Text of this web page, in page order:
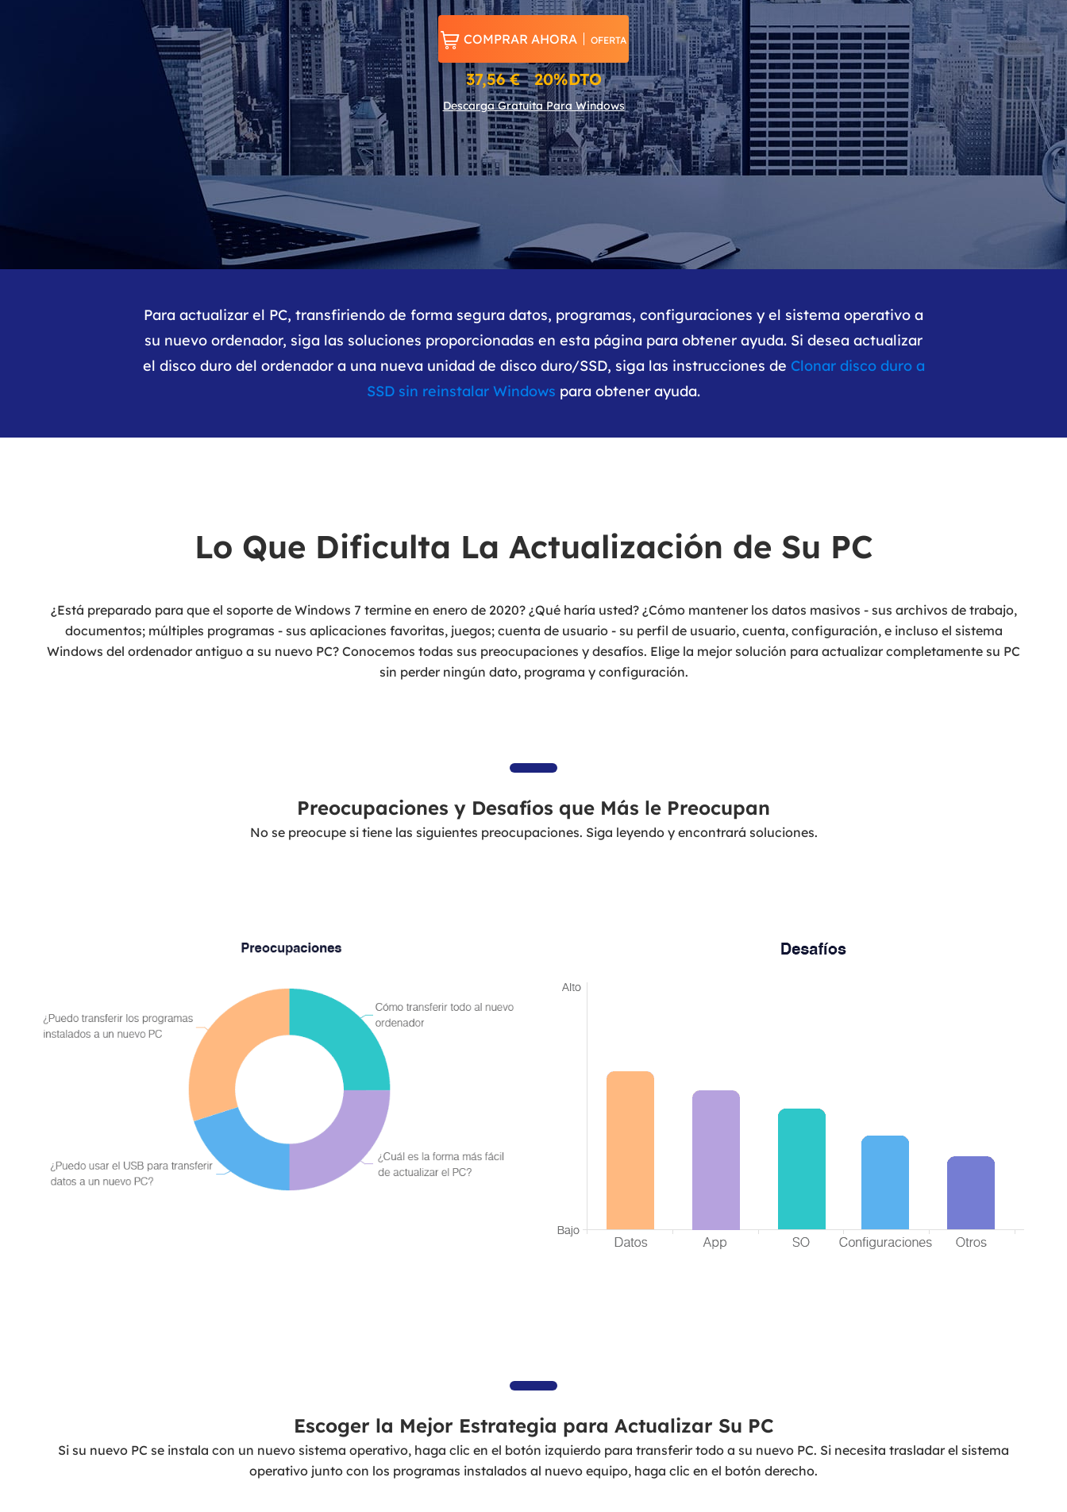
Exchange Recovery
Restaurar & Reparar archivos EDB.
Partition Recovery
Recuperar particiones eliminadas o perdidas.
Email Recovery
Recuperar correo electrónico de Outlook.
Recuperar bases de datos MS SQL.
Deploy Manager
Despliegue inteligente de Windows.
Editor de videos intuitivo.
Video Downloader
Descargador de vídeo/audio online.
Video Converter
Convertidor de video y audio.
Herramientas de Audio
Eliminador de voces online gratis.
Ringtone Editor
Creador de tonos de llamada.
MakeMyAudio
 COMPRAR AHORA OFERTA
37,56 € 20%DTO
Descarga Gratuita Para Windows
Para actualizar el PC, transfiriendo de forma segura datos, programas, configuraciones y el sistema operativo a
su nuevo ordenador, siga las soluciones proporcionadas en esta página para obtener ayuda. Si desea actualizar
el disco duro del ordenador a una nueva unidad de disco duro/SSD, siga las instrucciones de Clonar disco duro a
SSD sin reinstalar Windows para obtener ayuda.
Lo Que Dificulta La Actualización de Su PC
¿Está preparado para que el soporte de Windows 7 termine en enero de 2020? ¿Qué haría usted? ¿Cómo mantener los datos masivos - sus archivos de trabajo,
documentos; múltiples programas - sus aplicaciones favoritas, juegos; cuenta de usuario - su perfil de usuario, cuenta, configuración, e incluso el sistema
Windows del ordenador antiguo a su nuevo PC? Conocemos todas sus preocupaciones y desafíos. Elige la mejor solución para actualizar completamente su PC
sin perder ningún dato, programa y configuración.
Preocupaciones y Desafíos que Más le Preocupan
No se preocupe si tiene las siguientes preocupaciones. Siga leyendo y encontrará soluciones.
Escoger la Mejor Estrategia para Actualizar Su PC
Si su nuevo PC se instala con un nuevo sistema operativo, haga clic en el botón izquierdo para transferir todo a su nuevo PC. Si necesita trasladar el sistema
operativo junto con los programas instalados al nuevo equipo, haga clic en el botón derecho.